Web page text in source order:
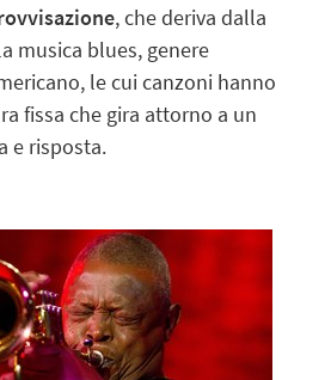
, che deriva dalla
musica blues, genere
le cui canzoni hanno
fissa che gira attorno a un
e risposta.